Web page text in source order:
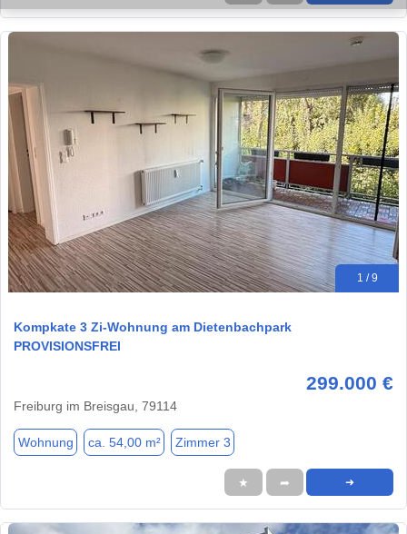
1 / 9
Kompkate 3 Zi-Wohnung am Dietenbachpark
PROVISIONSFREI
299.000 €
Freiburg im Breisgau, 79114
Wohnung ca. 54,00 m² Zimmer 3
★ ➦ ➜